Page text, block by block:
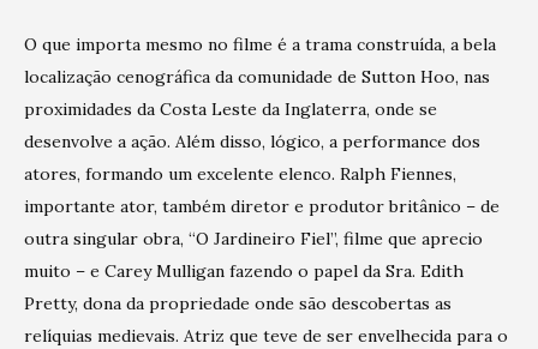
O que importa mesmo no filme é a trama construída, a bela
localização cenográfica da comunidade de Sutton Hoo, nas
proximidades da Costa Leste da Inglaterra, onde se
desenvolve a ação. Além disso, lógico, a performance dos
atores, formando um excelente elenco. Ralph Fiennes,
importante ator, também diretor e produtor britânico – de
outra singular obra, “O Jardineiro Fiel”, filme que aprecio
muito – e Carey Mulligan fazendo o papel da Sra. Edith
Pretty, dona da propriedade onde são descobertas as
relíquias medievais. Atriz que teve de ser envelhecida para o